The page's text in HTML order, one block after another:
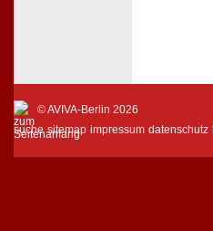
© AVIVA-Berlin 2026
suche sitemap impressum datenschutz